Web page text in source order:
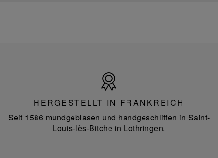
Frankreich
HERGESTELLT IN FRANKREICH
Seit 1586 mundgeblasen und handgeschliffen in Saint-
Louis-lès-Bitche in Lothringen.